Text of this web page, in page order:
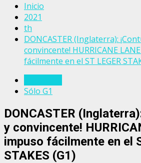
Inicio
2021
th
DONCASTER (Inglaterra):
convincente! HURRICANE
fácilmente en el ST LEGER
Sólo G1
DONCASTER
y convincente!
impuso fácilmente en el
STAKES (G1)